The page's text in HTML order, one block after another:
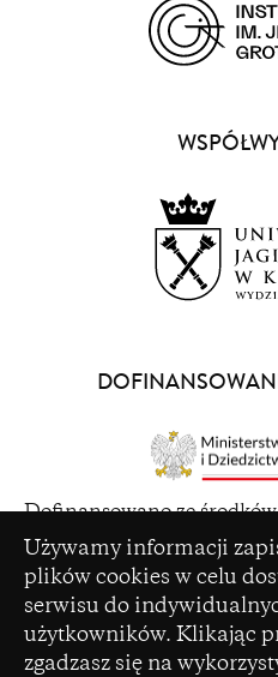
Ustawienia plików cookie
Używamy informacji
plików cookies w celu
serwisu do
użytkowników. Klikając
zgadzasz się na
a
new
window)
Dofinansowano ze
Dziedzictwa Narodowego
Promocji Kultury –